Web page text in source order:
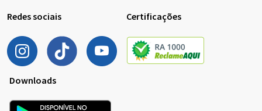
Redes sociais Certificações
Downloads